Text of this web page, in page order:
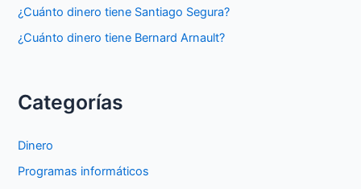
¿Cuánto dinero tiene Santiago Segura?
¿Cuánto dinero tiene Bernard Arnault?
Categorías
Dinero
Programas informáticos